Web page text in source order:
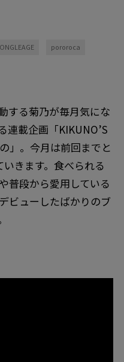
pororoca
する菊乃が毎月気にな
連載企画「KIKUNO’S
」。今月は前回までと
きます。食べられる
普段から愛用している
ビューしたばかりのブ